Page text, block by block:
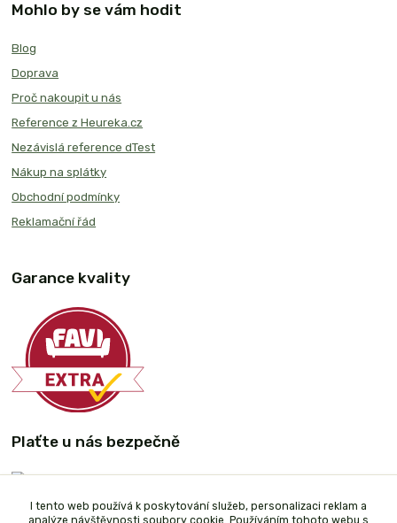
Mohlo by se vám hodit
Blog
Doprava
Proč nakoupit u nás
Reference z Heureka.cz
Nezávislá reference dTest
Nákup na splátky
Obchodní podmínky
Reklamační řád
Garance kvality
Plaťte u nás bezpečně
I tento web používá k poskytování služeb, personalizaci reklam a
analýze návštěvnosti soubory cookie. Používáním tohoto webu s